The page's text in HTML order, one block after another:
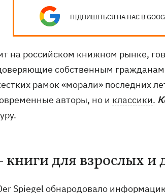
ПІДПИШІТЬСЯ НА НАС В
на российском книжном рынке,
собственным
рамок «морали» последних
авторы, но и классики.
для взрослых и
Spiegel обнародовало